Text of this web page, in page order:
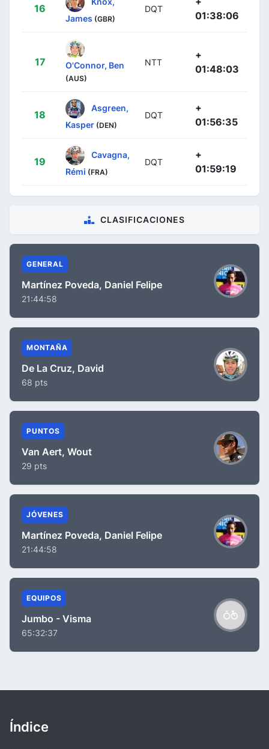
16
James (GBR)
DQT
01:38:06
17 O'Connor, Ben
(AUS)
NTT
+
01:48:03
18
Asgreen,
Kasper (DEN)
DQT
+
01:56:35
19
Cavagna,
Rémi (FRA)
DQT
+
01:59:19
CLASIFICACIONES
GENERAL
Martínez Poveda, Daniel Felipe
21:44:58
MONTAÑA
De La Cruz, David
68 pts
PUNTOS
Van Aert, Wout
29 pts
JÓVENES
Martínez Poveda, Daniel Felipe
21:44:58
EQUIPOS
Jumbo - Visma
65:32:37
Índice